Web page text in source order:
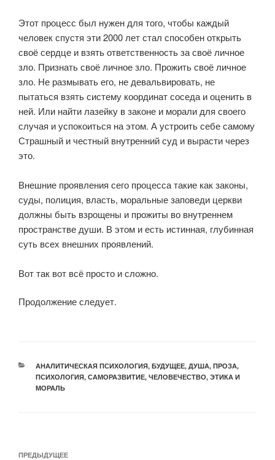
Этот процесс был нужен для того, чтобы каждый
человек спустя эти 2000 лет стал способен открыть
своё сердце и взять ответственность за своё личное
зло. Признать своё личное зло. Прожить своё личное
зло. Не размывать его, не девальвировать, не
пытаться взять систему координат соседа и оценить в
ней. Или найти лазейку в законе и морали для своего
случая и успокоиться на этом. А устроить себе самому
Страшный и честный внутренний суд и вырасти через
это.
Внешние проявления сего процесса такие как законы,
суды, полиция, власть, моральные заповеди церкви
должны быть взрощены и прожиты во внутреннем
пространстве души. В этом и есть истинная, глубинная
суть всех внешних проявлений.
Вот так вот всё просто и сложно.
Продолжение следует.
АНАЛИТИЧЕСКАЯ ПСИХОЛОГИЯ, БУДУЩЕЕ, ДУША, ПРОЗА,
ПСИХОЛОГИЯ, САМОРАЗВИТИЕ, ЧЕЛОВЕЧЕСТВО, ЭТИКА И
МОРАЛЬ
ПРЕДЫДУЩЕЕ